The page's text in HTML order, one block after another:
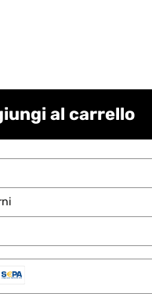
al carrello